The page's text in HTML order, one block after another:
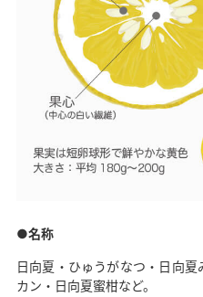
名称
日向夏・ひゅうがなつ・日向
カン・日向夏蜜柑など。